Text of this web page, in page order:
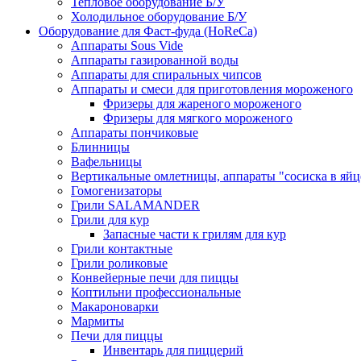
Холодильное оборудование Б/У
Оборудование для Фаст-фуда (HoReCa)
Аппараты Sous Vide
Аппараты газированной воды
Аппараты для спиральных чипсов
Аппараты и смеси для приготовления мороженого
Фризеры для жареного мороженого
Фризеры для мягкого мороженого
Аппараты пончиковые
Блинницы
Вафельницы
Вертикальные омлетницы, аппараты "сосиска в
Гомогенизаторы
Грили SALAMANDER
Грили для кур
Запасные части к грилям для кур
Грили контактные
Грили роликовые
Конвейерные печи для пиццы
Коптильни профессиональные
Макароноварки
Мармиты
Печи для пиццы
Инвентарь для пиццерий